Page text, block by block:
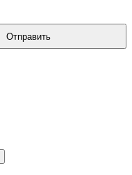
Отправить